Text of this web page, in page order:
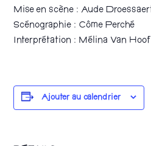
Mise en scène : Aude Droessaert
Scénographie : Côme Perché
Interprétation : Mélina Van Hoof
Ajouter au calendrier